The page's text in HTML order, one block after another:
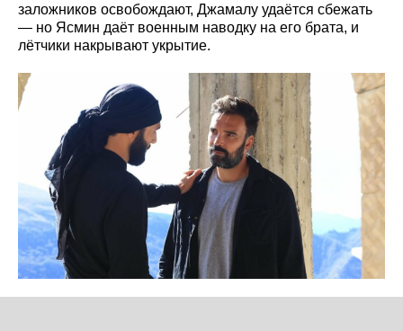
заложников освобождают, Джамалу удаётся сбежать
— но Ясмин даёт военным наводку на его брата, и
лётчики накрывают укрытие.